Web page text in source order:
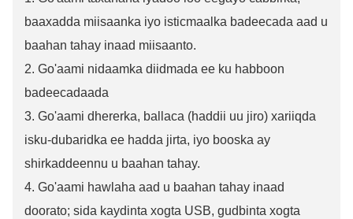
baaxadda miisaanka iyo isticmaalka badeecada aad u
baahan tahay inaad miisaanto.
2. Go'aami nidaamka diidmada ee ku habboon
badeecadaada
3. Go'aami dhererka, ballaca (haddii uu jiro) xariiqda
isku-dubaridka ee hadda jirta, iyo booska ay
shirkaddeennu u baahan tahay.
4. Go'aami hawlaha aad u baahan tahay inaad
doorato; sida kaydinta xogta USB, gudbinta xogta